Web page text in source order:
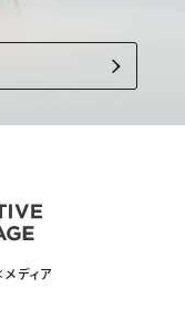
ディア